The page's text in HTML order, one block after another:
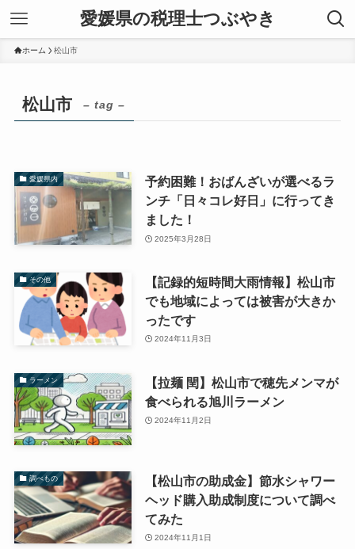
愛媛県の税理士つぶやき
ホーム 松山市
松山市 – tag –
愛媛県内
予約困難！おばんざいが選べるラ
ンチ「日々コレ好日」に行ってき
ました！
2025年3月28日
その他
【記録的短時間大雨情報】松山市
でも地域によっては被害が大きか
ったです
2024年11月3日
ラーメン
【拉麺 閏】松山市で穂先メンマが
食べられる旭川ラーメン
2024年11月2日
調べもの
【松山市の助成金】節水シャワー
ヘッド購入助成制度について調べ
てみた
2024年11月1日